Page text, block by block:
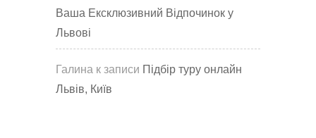
Ваша Ексклюзивний Відпочинок у
Львові
Галина к записи Підбір туру онлайн
Львів, Київ